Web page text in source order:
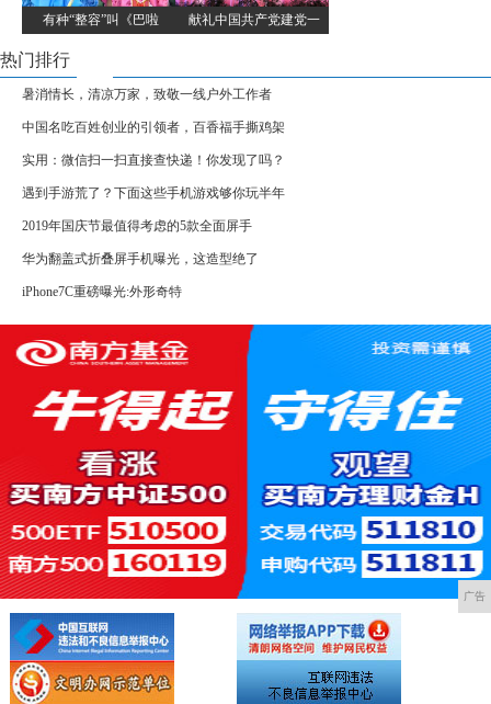
有种“整容”叫《巴啦 献礼中国共产党建党一
热门排行
暑消情长，清凉万家，致敬一线户外工作者
中国名吃百姓创业的引领者，百香福手撕鸡架
实用：微信扫一扫直接查快递！你发现了吗？
遇到手游荒了？下面这些手机游戏够你玩半年
2019年国庆节最值得考虑的5款全面屏手
华为翻盖式折叠屏手机曝光，这造型绝了
iPhone7C重磅曝光:外形奇特
广告